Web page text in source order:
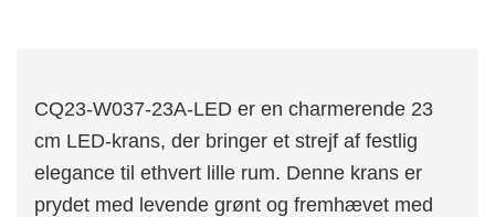
CQ23-W037-23A-LED er en charmerende 23
cm LED-krans, der bringer et strejf af festlig
elegance til ethvert lille rum. Denne krans er
prydet med levende grønt og fremhævet med